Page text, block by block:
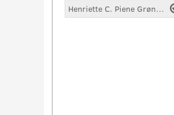
Henriette C. Piene Grønvold